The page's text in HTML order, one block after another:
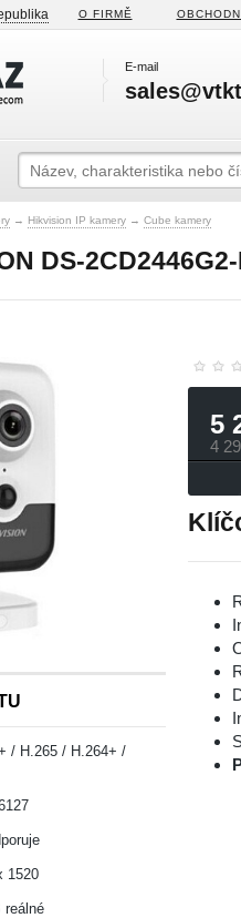
O FIRMĚ
E-mail
→ Hikvision IP kamery → Cube kamery
DS-
/ H.265 / H.264+ /
1520
reálné
5
4